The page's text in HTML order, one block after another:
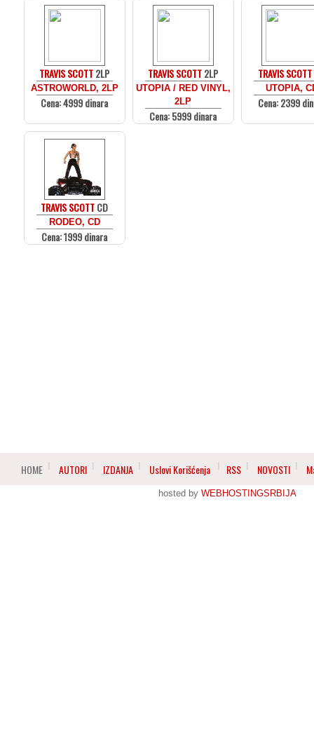
TRAVIS SCOTT2LP
ASTROWORLD, 2LP
Cena: 4999 dinara
TRAVIS SCOTT2LP
UTOPIA / RED VINYL,
2LP
Cena: 5999 dinara
TRAVIS SCOTT
UTOPIA,
Cena: 2399
TRAVIS SCOTTCD
RODEO, CD
Cena: 1999 dinara
HOME AUTORI IZDANJA Uslovi Korišćenja RSS NOVOSTI
hosted by WEBHOSTINGSRBIJA